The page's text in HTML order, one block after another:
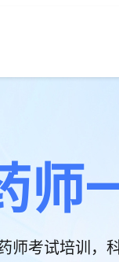
师
师考试培训，